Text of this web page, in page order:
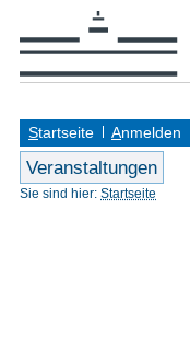
Startseite Anmelden
Veranstaltungen
Sie sind hier: Startseite